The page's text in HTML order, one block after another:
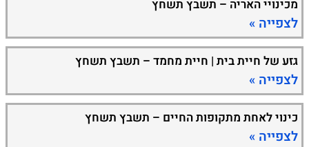
מכינויי האריה – תשבץ תשחץ
לצפייה »
גזע של חיית בית | חיית מחמד – תשבץ תשחץ
לצפייה »
כינוי לאחת מתקופות החיים – תשבץ תשחץ
לצפייה »